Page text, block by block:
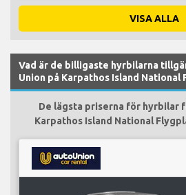
VISA ALLA
Vad är de billigaste hyrbilarna
Union på Karpathos Island National
De lägsta priserna för hyrbilar
Karpathos Island National